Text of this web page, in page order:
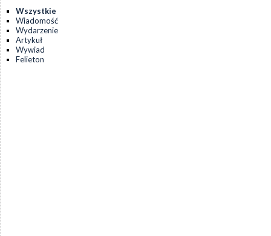
Wszystkie
Wiadomość
Wydarzenie
Artykuł
Wywiad
Felieton